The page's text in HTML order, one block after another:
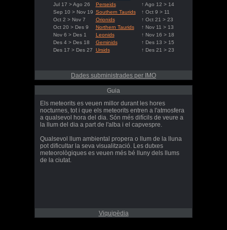
Jul 17 > Ago 26
Perseids
↑ Ago 12 > 14
Sep 10 > Nov 19 Southern Taurids
↑ Oct 9 > 11
Oct 2 > Nov 7
Orionids
↑ Oct 21 > 23
Oct 20 > Des 9
Northern Taurids
↑ Nov 11 > 13
Nov 6 > Des 1
Leonids
↑ Nov 16 > 18
Des 4 > Des 18
Geminids
↑ Des 13 > 15
Des 17 > Des 27
Ursids ↑ Des 21 > 23
Dades subministrades per IMO
Guia
Els meteorits es veuen millor durant les hores
nocturnes, tot i que els meteorits entren a l'atmosfera
a qualsevol hora del dia. Són més difícils de veure a
la llum del dia a part de l'alba i el capvespre.
Qualsevol llum ambiental propera o llum de la lluna
pot dificultar la seva visualització. Les dutxes
meteorològiques es veuen més bé lluny dels llums
de la ciutat.
Viquipèdia